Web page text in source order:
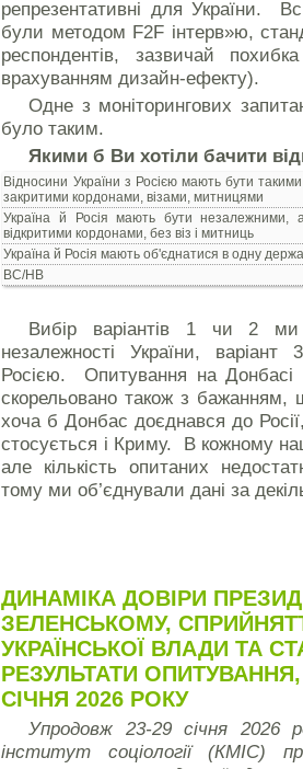
репрезентативні для України.
були методом F2F інтерв»ю,
респондентів, зазвичай
врахуванням дизайн-ефекту).
Одне з моніторингових
було таким.
Якими б Ви хотіли бачити
Відносини України з Росією мають бути
закритими кордонами, візами, митницями
Україна й Росія мають бути
відкритими кордонами, без віз і митниць
Україна й Росія мають об'єднатися в одну
ВС/НВ
Вибір варіантів 1 чи 2 ми
незалежності України,
Росією. Опитування на
скорельовано також з бажанням,
хоча б Донбас доєднався до
стосується і Криму. В кожному
але кількість опитаних
тому ми об’єднували дані за
ДИНАМІКА ДОВІРИ
ЗЕЛЕНСЬКОМУ,
УКРАЇНСЬКОЇ ВЛАДИ ТА
РЕЗУЛЬТАТИ
СІЧНЯ 2026 РОКУ
Упродовж 23-29 січня 2026
інститут соціології (КМІС)